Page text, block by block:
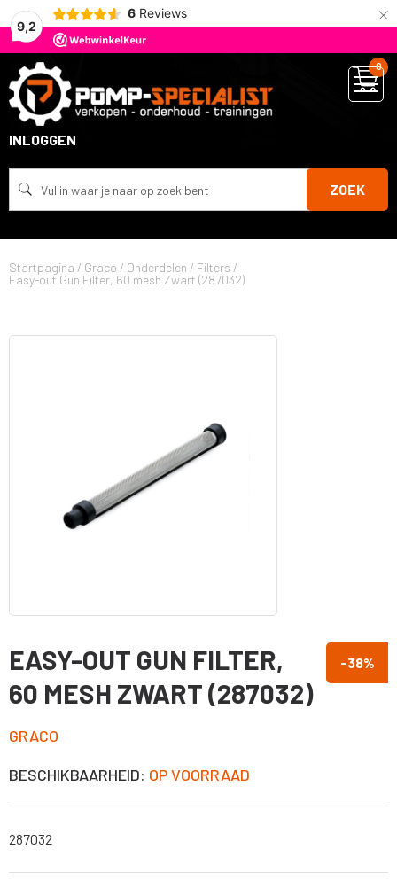
9,2
6 Reviews ×
ZOEK
INLOGGEN
0
Startpagina / Graco / Onderdelen / Filters /
Easy-out Gun Filter, 60 mesh Zwart (287032)
-38%
EASY-OUT GUN FILTER,
60 MESH ZWART (287032)
GRACO
BESCHIKBAARHEID: OP VOORRAAD
287032